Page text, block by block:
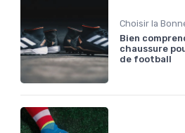
Choisir la
Bien
chaussure
de football